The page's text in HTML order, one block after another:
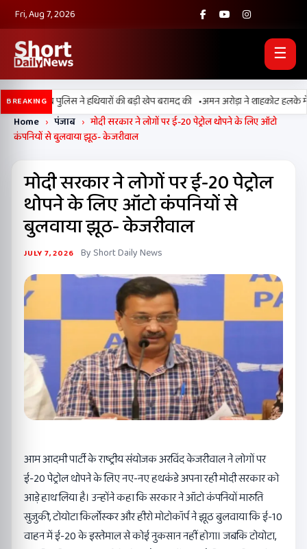
Fri, Aug 7, 2026
☰
BREAKING
पंजाब पुलिस ने हथियारों की बड़ी खेप बरामद की •अमन अरोड़ा ने शाहकोट हलके में
Home › पंजाब › मोदी सरकार ने लोगों पर ई-20 पेट्रोल थोपने के लिए ऑटो
कंपनियों से बुलवाया झूठ- केजरीवाल
मोदी सरकार ने लोगों पर ई-20 पेट्रोल
थोपने के लिए ऑटो कंपनियों से
बुलवाया झूठ- केजरीवाल
JULY 7, 2026 By Short Daily News
आम आदमी पार्टी के राष्ट्रीय संयोजक अरविंद केजरीवाल ने लोगों पर
ई-20 पेट्रोल थोपने के लिए नए-नए हथकंडे अपना रही मोदी सरकार को
आड़े हाथ लिया है। उन्होंने कहा कि सरकार ने ऑटो कंपनियों मारुति
सुजुकी, टोयोटा किर्लाेस्कर और हीरो मोटोकॉर्प ने झूठ बुलवाया कि ई-10
वाहन में ई-20 के इस्तेमाल से कोई नुकसान नहीं होगा। जबकि टोयोटा,